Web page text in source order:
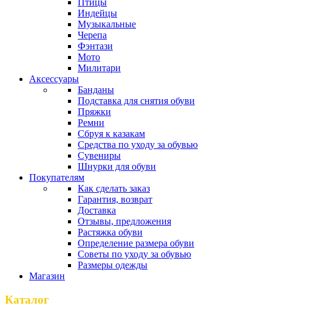
Птицы
Индейцы
Музыкальные
Черепа
Фэнтази
Мото
Милитари
Аксессуары
Банданы
Подставка для снятия обуви
Пряжки
Ремни
Сбруя к казакам
Средства по уходу за обувью
Сувениры
Шнурки для обуви
Покупателям
Как сделать заказ
Гарантия, возврат
Доставка
Отзывы, предложения
Растяжка обуви
Определение размера обуви
Советы по уходу за обувью
Размеры одежды
Магазин
Каталог